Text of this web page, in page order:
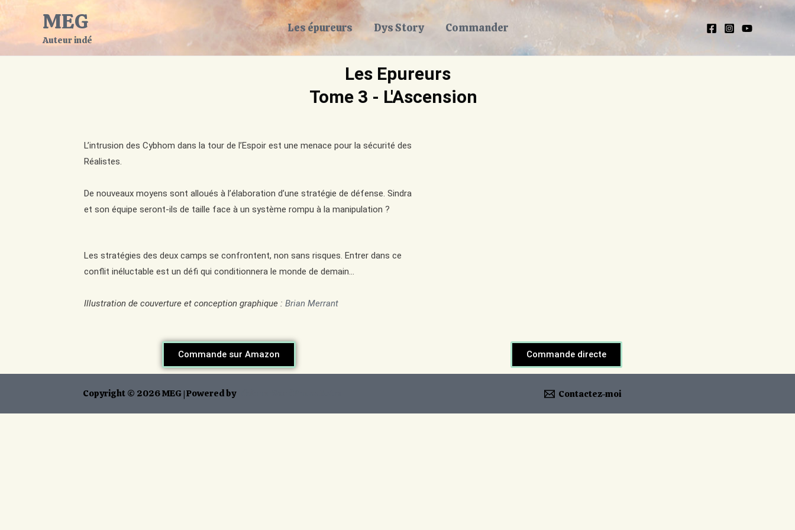
MEG
Auteur indé
Les épureurs Dys Story Commander
Les Epureurs
Tome 3 - L'Ascension
L’intrusion des Cybhom dans la tour de l’Espoir est une menace pour la sécurité des
Réalistes.
De nouveaux moyens sont alloués à l’élaboration d’une stratégie de défense. Sindra
et son équipe seront-ils de taille face à un système rompu à la manipulation ?
Les stratégies des deux camps se confrontent, non sans risques. Entrer dans ce
conflit inéluctable est un défi qui conditionnera le monde de demain…
Illustration de couverture et conception graphique : Brian Merrant
Commande sur Amazon Commande directe
Copyright © 2026 MEG | Powered by Contactez-moi